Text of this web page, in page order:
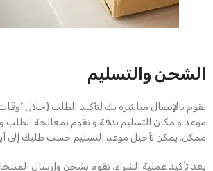
الشحن والتسليم
نقوم بالإتصال مباشرة بك لتأكيد الطلب (خلال
موعد و مكان التسليم بدقة و نقوم بمعالجة الطلب
ممكن. يمكن تأجيل موعد التسليم حسب طلبك إلى
بعد تأكيد عملية الشراء، نقوم بشحن وإرسال